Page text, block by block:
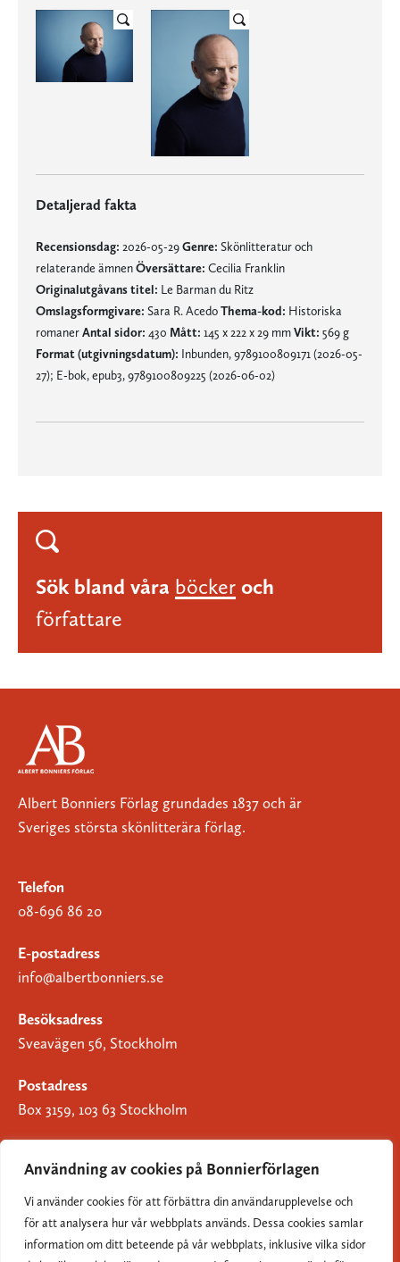
Användning av cookies på Bonnierförlagen
Vi använder cookies för att förbättra din användarupplevelse och
för att analysera hur vår webbplats används. Dessa cookies samlar
information om ditt beteende på vår webbplats, inklusive vilka sidor
Detaljerad fakta
Recensionsdag: 2026-05-29Genre: Skönlitteratur och
relaterande ämnenÖversättare: Cecilia Franklin
Originalutgåvans titel: Le Barman du Ritz
Omslagsformgivare: Sara R. AcedoThema-kod: Historiska
romanerAntal sidor: 430 Mått: 145 x 222 x 29 mmVikt: 569 g
Format (utgivningsdatum): Inbunden, 9789100809171 (2026-05-
27); E-bok, epub3, 9789100809225 (2026-06-02)
Sök bland våra böcker och
författare
Albert Bonniers Förlag grundades 1837 och är
Sveriges största skönlitterära förlag.
Telefon
08-696 86 20
E-postadress
info@albertbonniers.se
Besöksadress
Sveavägen 56, Stockholm
Postadress
Box 3159, 103 63 Stockholm
Om Bonnierförlagen
Cookies